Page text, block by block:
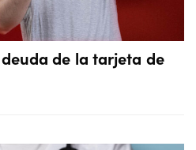
de la tarjeta de